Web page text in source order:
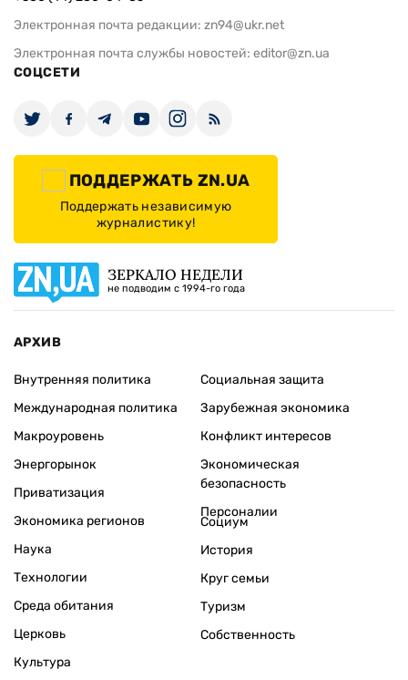
Электронная почта редакции: zn94@ukr.net
Электронная почта службы новостей: editor@zn.ua
СОЦСЕТИ
ПОДДЕРЖАТЬ ZN.UA
Поддержать независимую
журналистику!
ЗЕРКАЛО НЕДЕЛИ
не подводим с 1994-го года
АРХИВ
Внутренняя политика
Международная политика
Макроуровень
Энергорынок
Приватизация
Экономика регионов
Социальная защита
Зарубежная экономика
Конфликт интересов
Экономическая
безопасность
Персоналии
Наука
Технологии
Среда обитания
Церковь
Культура
Социум
История
Круг семьи
Туризм
Собственность